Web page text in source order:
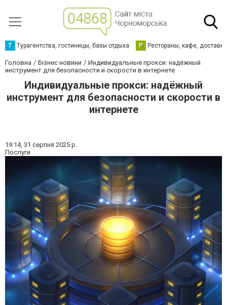
Т Турагентства, гостиницы, базы отдыха Р Рестораны, кафе,
Головна Бізнес новини
Индивидуальные прокси: надёжный
инструмент для безопасности и скорости в интернете
Индивидуальные прокси: надёжный
инструмент для безопасности и скорости в
интернете
19:14, 31 серпня 2025 р.
Послуги